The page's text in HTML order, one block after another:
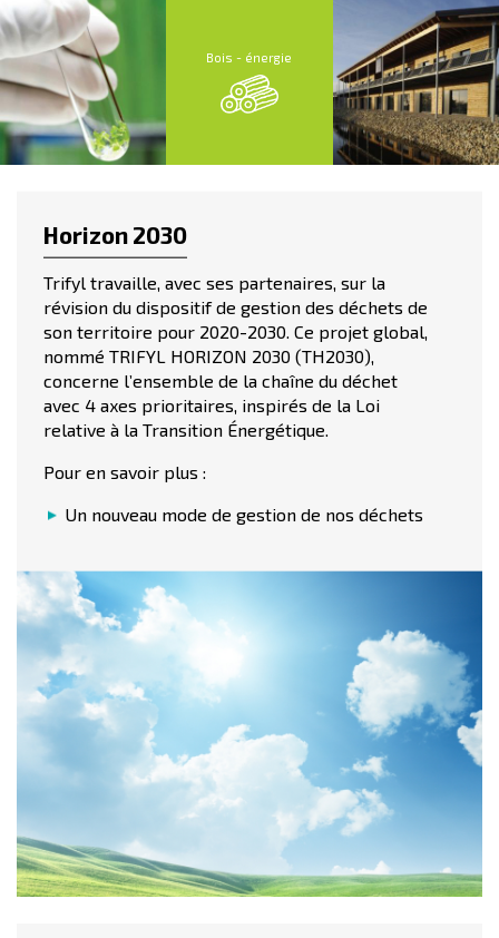
Bois - énergie
Horizon 2030
Trifyl travaille, avec ses partenaires, sur la
révision du dispositif de gestion des déchets de
son territoire pour 2020-2030. Ce projet global,
nommé TRIFYL HORIZON 2030 (TH2030),
concerne l’ensemble de la chaîne du déchet
avec 4 axes prioritaires, inspirés de la Loi
relative à la Transition Énergétique.
Pour en savoir plus :
Un nouveau mode de gestion de nos déchets